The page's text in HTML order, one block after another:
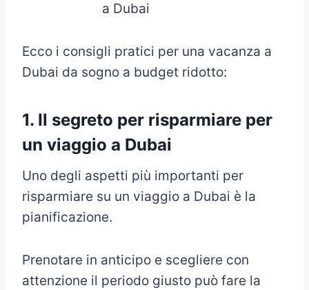
a Dubai
Ecco i consigli pratici per una vacanza a
Dubai da sogno a budget ridotto:
1. Il segreto per risparmiare per
un viaggio a Dubai
Uno degli aspetti più importanti per
risparmiare su un viaggio a Dubai è la
pianificazione.
Prenotare in anticipo e scegliere con
attenzione il periodo giusto può fare la